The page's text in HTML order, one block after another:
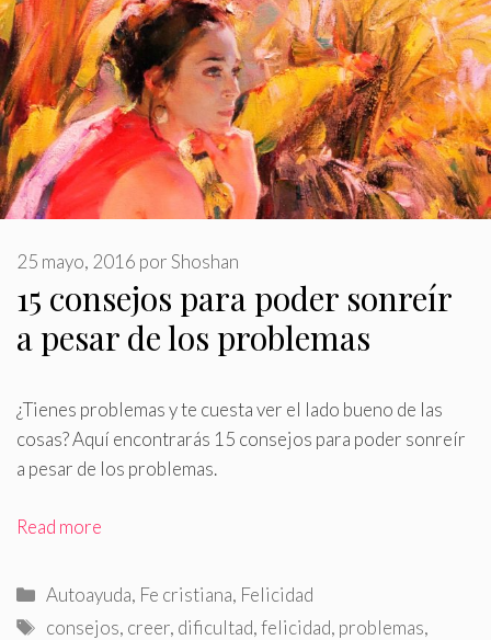
15 consejos para poder sonreír
a pesar de los problemas
25 mayo, 2016 porShoshan
¿Tienes problemas y te cuesta ver el lado bueno de las
cosas? Aquí encontrarás 15 consejos para poder sonreír
a pesar de los problemas.
Read more
Categorías
Autoayuda, Fe cristiana, Felicidad
Etiquetas
consejos, creer, dificultad,felicidad, problemas,